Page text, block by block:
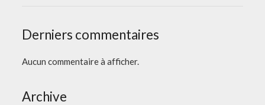
Derniers commentaires
Aucun commentaire à afficher.
Archive